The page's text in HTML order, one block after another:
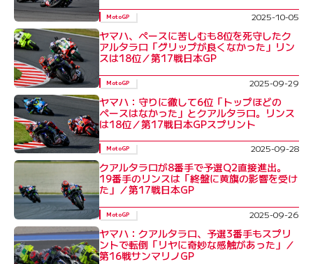
MotoGP 2025-10-05
ヤマハ、ペースに苦しむも8位を死守したク
アルタラロ「グリップが良くなかった」リン
スは18位／第17戦日本GP
MotoGP 2025-09-29
ヤマハ：守りに徹して6位「トップほどの
ペースはなかった」とクアルタラロ。リンス
は18位／第17戦日本GPスプリント
MotoGP 2025-09-28
クアルタラロが8番手で予選Q2直接進出。
19番手のリンスは「終盤に黄旗の影響を受け
た」／第17戦日本GP
MotoGP 2025-09-26
ヤマハ：クアルタラロ、予選3番手もスプリ
ントで転倒「リヤに奇妙な感触があった」／
第16戦サンマリノGP